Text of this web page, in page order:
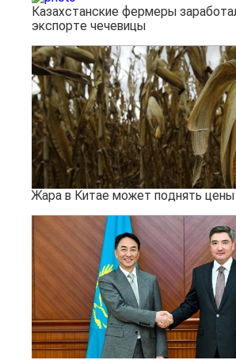
Казахстанские фермеры
экспорте чечевицы
Жара в Китае может поднять цены